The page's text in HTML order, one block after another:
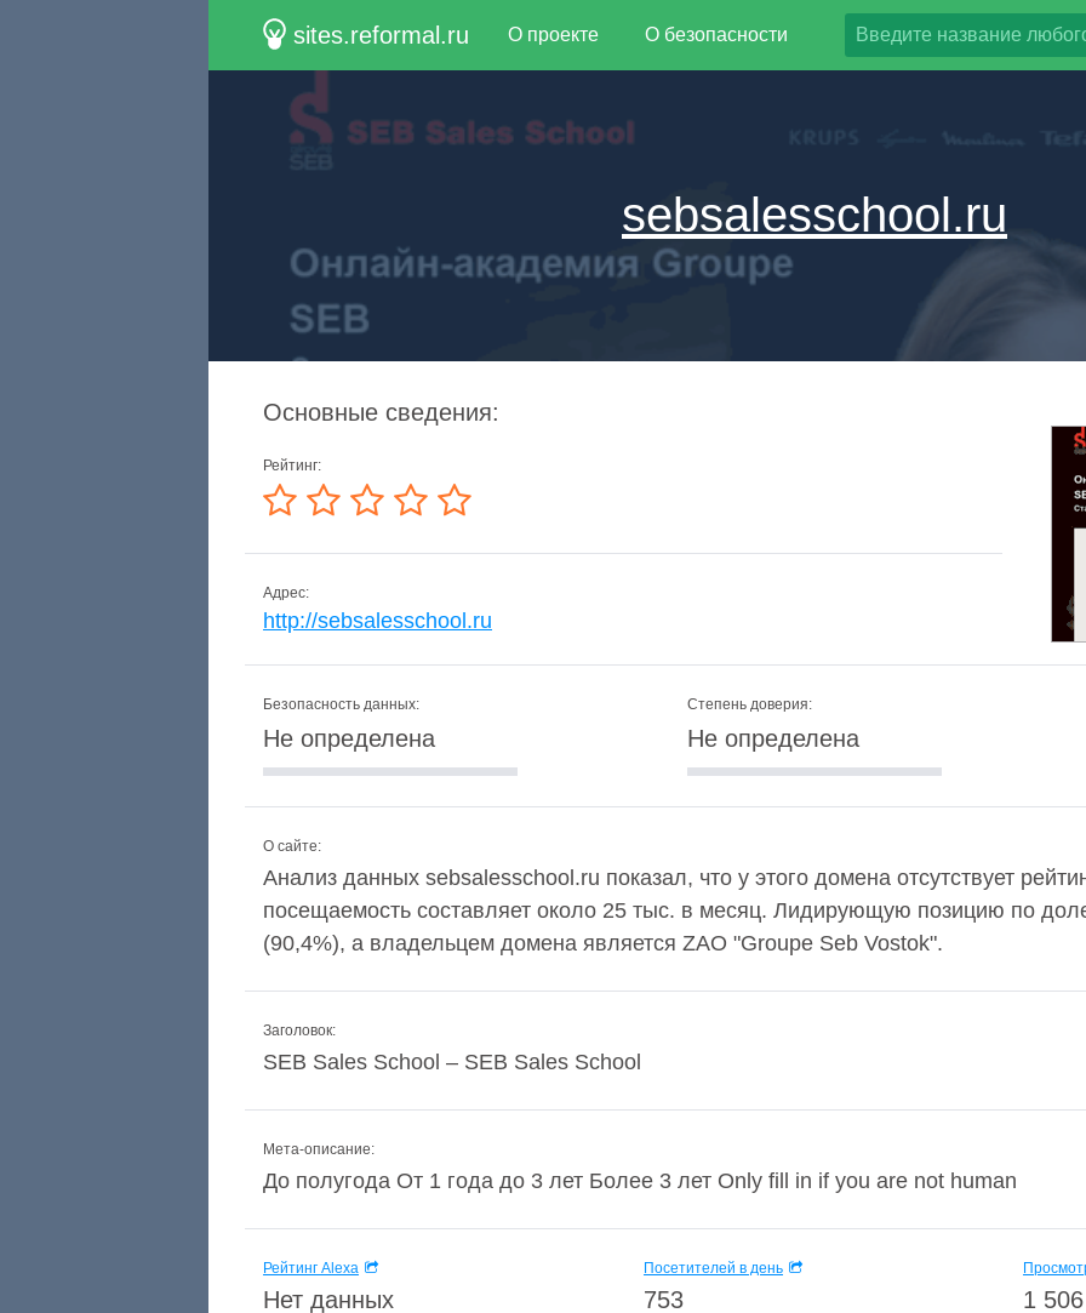
sites.reformal.ru О проекте О безопасности
sebsalesschool.ru
Основные сведения:
Рейтинг:
Адрес:
http://sebsalesschool.ru
Безопасность данных:
Не определена
Степень доверия:
Не определена
О сайте:
Анализ данных sebsalesschool.ru показал, что у этого домена отсутствует
посещаемость составляет около 25 тыс. в месяц. Лидирующую позицию по
(90,4%), а владельцем домена является ZAO "Groupe Seb Vostok".
Заголовок:
SEB Sales School – SEB Sales School
Мета-описание:
До полугода От 1 года до 3 лет Более 3 лет Only fill in if you are not human
Рейтинг Alexa
Нет данных
Посетителей в день
753 1 506